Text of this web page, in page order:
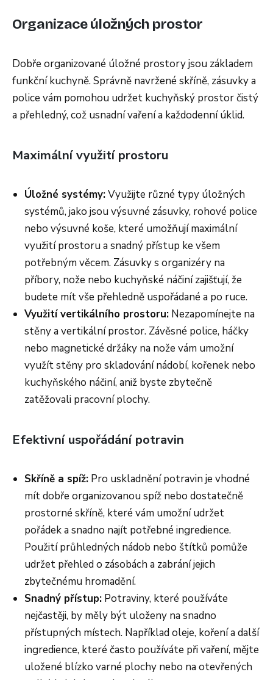
Organizace úložných prostor
Dobře organizované úložné prostory jsou základem
funkční kuchyně. Správně navržené skříně, zásuvky a
police vám pomohou udržet kuchyňský prostor čistý
a přehledný, což usnadní vaření a každodenní úklid.
Maximální využití prostoru
Úložné systémy:Využijte různé typy úložných
systémů, jako jsou výsuvné zásuvky, rohové police
nebo výsuvné koše, které umožňují maximální
využití prostoru a snadný přístup ke všem
potřebným věcem. Zásuvky s organizéry na
příbory, nože nebo kuchyňské náčiní zajišťují, že
budete mít vše přehledně uspořádané a po ruce.
Využití vertikálního prostoru: Nezapomínejte na
stěny a vertikální prostor. Závěsné police, háčky
nebo magnetické držáky na nože vám umožní
využít stěny pro skladování nádobí, kořenek nebo
kuchyňského náčiní, aniž byste zbytečně
zatěžovali pracovní plochy.
Efektivní uspořádání potravin
Skříně a spíž: Pro uskladnění potravin je vhodné
mít dobře organizovanou spíž nebo dostatečně
prostorné skříně, které vám umožní udržet
pořádek a snadno najít potřebné ingredience.
Použití průhledných nádob nebo štítků pomůže
udržet přehled o zásobách a zabrání jejich
zbytečnému hromadění.
Snadný přístup: Potraviny, které používáte
nejčastěji, by měly být uloženy na snadno
přístupných místech. Například oleje, koření a další
ingredience, které často používáte při vaření, mějte
uložené blízko varné plochy nebo na otevřených